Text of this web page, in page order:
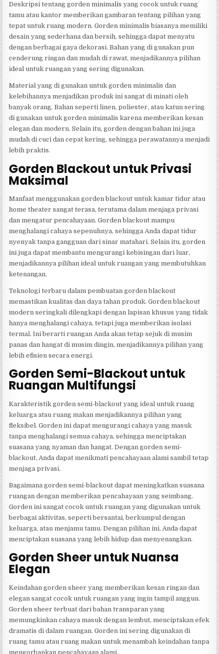
Deskripsi tentang gorden minimalis yang cocok untuk ruang
tamu atau kantor memberikan gambaran tentang pilihan yang
tepat untuk ruang modern. Gorden minimalis biasanya memiliki
desain yang sederhana dan bersih, sehingga dapat menyatu
dengan berbagai gaya dekorasi. Bahan yang di gunakan pun
cenderung ringan dan mudah di rawat, menjadikannya pilihan
ideal untuk ruangan yang sering digunakan.
Material yang di gunakan untuk gorden minimalis dan
kelebihannya menjadikan produk ini sangat di minati oleh
banyak orang. Bahan seperti linen, poliester, atau katun sering
di gunakan untuk gorden minimalis karena memberikan kesan
elegan dan modern. Selain itu, gorden dengan bahan ini juga
mudah di cuci dan cepat kering, sehingga perawatannya menjadi
lebih praktis.
Gorden Blackout untuk Privasi
Maksimal
Manfaat menggunakan gorden blackout untuk kamar tidur atau
home theater sangat terasa, terutama dalam menjaga privasi
dan mengatur pencahayaan. Gorden blackout mampu
menghalangi cahaya sepenuhnya, sehingga Anda dapat tidur
nyenyak tanpa gangguan dari sinar matahari. Selain itu, gorden
ini juga dapat membantu mengurangi kebisingan dari luar,
menjadikannya pilihan ideal untuk ruangan yang membutuhkan
ketenangan.
Teknologi terbaru dalam pembuatan gorden blackout
memastikan kualitas dan daya tahan produk. Gorden blackout
modern seringkali dilengkapi dengan lapisan khusus yang tidak
hanya menghalangi cahaya, tetapi juga memberikan isolasi
termal. Ini berarti ruangan Anda akan tetap sejuk di musim
panas dan hangat di musim dingin, menjadikannya pilihan yang
lebih efisien secara energi.
Gorden Semi-Blackout untuk
Ruangan Multifungsi
Karakteristik gorden semi-blackout yang ideal untuk ruang
keluarga atau ruang makan menjadikannya pilihan yang
fleksibel. Gorden ini dapat mengurangi cahaya yang masuk
tanpa menghalangi semua cahaya, sehingga menciptakan
suasana yang nyaman dan hangat. Dengan gorden semi-
blackout, Anda dapat menikmati pencahayaan alami sambil tetap
menjaga privasi.
Bagaimana gorden semi-blackout dapat meningkatkan suasana
ruangan dengan memberikan pencahayaan yang seimbang.
Gorden ini sangat cocok untuk ruangan yang digunakan untuk
berbagai aktivitas, seperti bersantai, berkumpul dengan
keluarga, atau menjamu tamu. Dengan pilihan ini, Anda dapat
menciptakan suasana yang lebih hidup dan menyenangkan.
Gorden Sheer untuk Nuansa
Elegan
Keindahan gorden sheer yang memberikan kesan ringan dan
elegan sangat cocok untuk ruangan yang ingin tampil anggun.
Gorden sheer terbuat dari bahan transparan yang
memungkinkan cahaya masuk dengan lembut, menciptakan efek
dramatis di dalam ruangan. Gorden ini sering digunakan di
ruang tamu atau ruang makan untuk menambah keindahan tanpa
mengorbankan pencahayaan alami.